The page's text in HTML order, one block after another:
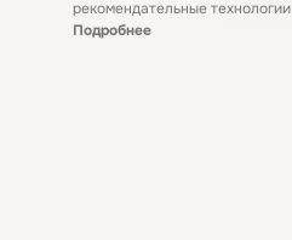
рекомендательные технологии
Подробнее